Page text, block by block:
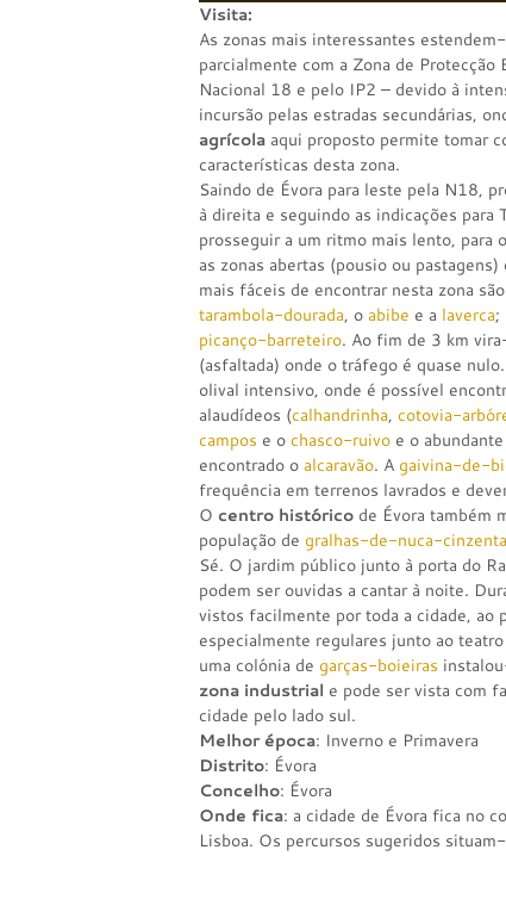
Visita:
As zonas mais interessantes
parcialmente com a Zona de Protecção
Nacional 18 e pelo IP2 – devido à
incursão pelas estradas secundárias,
agrícola aqui proposto permite tomar
características desta zona.
Saindo de Évora para leste pela N18,
à direita e seguindo as indicações
prosseguir a um ritmo mais lento, para
as zonas abertas (pousio ou
mais fáceis de encontrar nesta zona
tarambola-dourada, o abibe e a laverca;
picanço-barreteiro. Ao fim de 3 km
(asfaltada) onde o tráfego é quase
olival intensivo, onde é possível
alaudídeos (calhandrinha, cotovia-
campos e o chasco-ruivo e o abundante
encontrado o alcaravão. A gaivina-de-
frequência em terrenos lavrados e
O centro histórico de Évora também
população de gralhas-de-nuca-cinzenta
Sé. O jardim público junto à porta do
podem ser ouvidas a cantar à noite.
vistos facilmente por toda a cidade, ao
especialmente regulares junto ao
uma colónia de garças-boieiras
zona industrial e pode ser vista com
cidade pelo lado sul.
Melhor época: Inverno e Primavera
Distrito: Évora
Concelho: Évora
Onde fica: a cidade de Évora fica no
Lisboa. Os percursos sugeridos